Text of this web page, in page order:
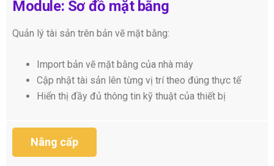
Module: Sơ đồ mặt bằng
Quản lý tài sản trên bản vẽ mặt bằng:
Import bản vẽ mặt bằng của nhà máy
Cập nhật tài sản lên từng vị trí theo đúng thực tế
Hiển thị đầy đủ thông tin kỹ thuật của thiết bị
Nâng cấp